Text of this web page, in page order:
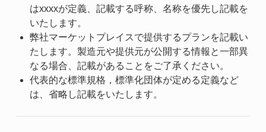
はxxxxが定義、記載する呼称、名称を優先し記載を
いたします。
弊社マーケットプレイスで提供するプランを記載い
たします。製造元や提供元が公開する情報と一部異
なる場合、記載があることをご了承ください。
代表的な標準規格，標準化団体が定める定義など
は、省略し記載をいたします。